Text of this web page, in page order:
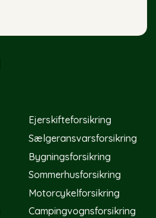
Ejerskifteforsikring
Sælgeransvarsforsikring
Bygningsforsikring
Sommerhusforsikring
Motorcykelforsikring
Campingvognsforsikring